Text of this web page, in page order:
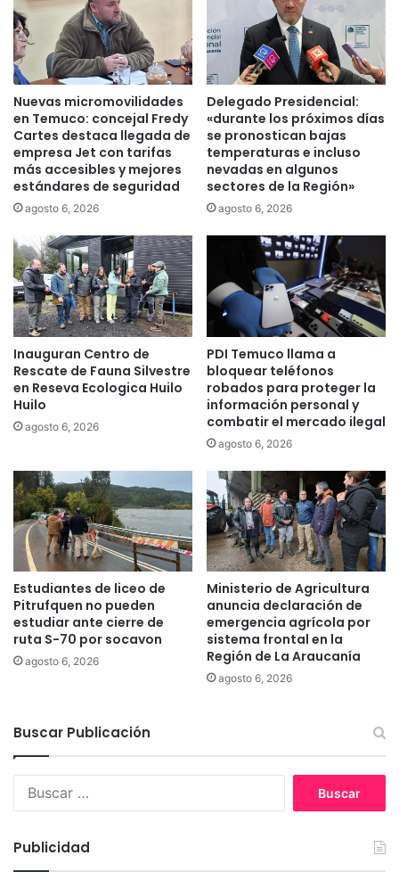
e
u
n
i
e
r
o
n
a
S
a
t
o
T
o
m
á
s
T
e
m
u
o
e
s
t
0
2
5
Nuevas micromovilidades
en Temuco: concejal Fredy
Cartes destaca llegada de
empresa Jet con tarifas
más accesibles y mejores
estándares de seguridad
agosto 6, 2026
Delegado Presidencial:
«durante los próximos días
se pronostican bajas
temperaturas e incluso
nevadas en algunos
sectores de la Región»
agosto 6, 2026
Inauguran Centro de
Rescate de Fauna Silvestre
en Reseva Ecologica Huilo
Huilo
agosto 6, 2026
PDI Temuco llama a
bloquear teléfonos
robados para proteger la
información personal y
combatir el mercado ilegal
agosto 6, 2026
Estudiantes de liceo de
Pitrufquen no pueden
estudiar ante cierre de
ruta S-70 por socavon
agosto 6, 2026
Ministerio de Agricultura
anuncia declaración de
emergencia agrícola por
sistema frontal en la
Región de La Araucanía
agosto 6, 2026
Buscar Publicación
Publicidad